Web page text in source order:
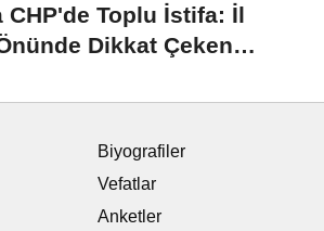
CHP'de Toplu İstifa: İl
Dikkat Çeken
Biyografiler
Vefatlar
Anketler